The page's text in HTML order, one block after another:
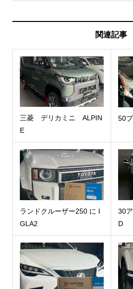
関連記事
三菱 デリカミニ ALPIN
E
50
ランドクルーザー250 に I
GLA2
30
D